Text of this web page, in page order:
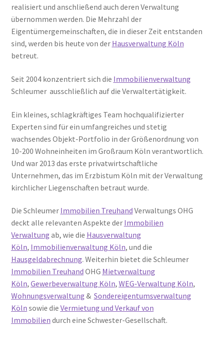
realisiert und anschließend auch deren Verwaltung
übernommen werden. Die Mehrzahl der
Eigentümergemeinschaften, die in dieser Zeit entstanden
sind, werden bis heute von der Hausverwaltung Köln
betreut.
Seit 2004 konzentriert sich die Immobilienverwaltung
Schleumer ausschließlich auf die Verwaltertätigkeit.
Ein kleines, schlagkräftiges Team hochqualifizierter
Experten sind für ein umfangreiches und stetig
wachsendes Objekt-Portfolio in der Größenordnung von
10-200 Wohneinheiten im Großraum Köln verantwortlich.
Und war 2013 das erste privatwirtschaftliche
Unternehmen, das im Erzbistum Köln mit der Verwaltung
kirchlicher Liegenschaften betraut wurde.
Die Schleumer Immobilien Treuhand Verwaltungs OHG
deckt alle relevanten Aspekte der Immobilien
Verwaltung ab, wie die Hausverwaltung
Köln, Immobilienverwaltung Köln, und die
Hausgeldabrechnung. Weiterhin bietet die Schleumer
Immobilien Treuhand OHG Mietverwaltung
Köln, Gewerbeverwaltung Köln, WEG-Verwaltung Köln,
Wohnungsverwaltung & Sondereigentumsverwaltung
Köln sowie die Vermietung und Verkauf von
Immobilien durch eine Schwester-Gesellschaft.